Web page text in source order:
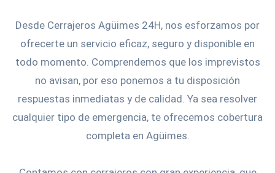
Desde Cerrajeros Agüimes 24H, nos esforzamos por
ofrecerte un servicio eficaz, seguro y disponible en
todo momento. Comprendemos que los imprevistos
no avisan, por eso ponemos a tu disposición
respuestas inmediatas y de calidad. Ya sea resolver
cualquier tipo de emergencia, te ofrecemos cobertura
completa en Agüimes.